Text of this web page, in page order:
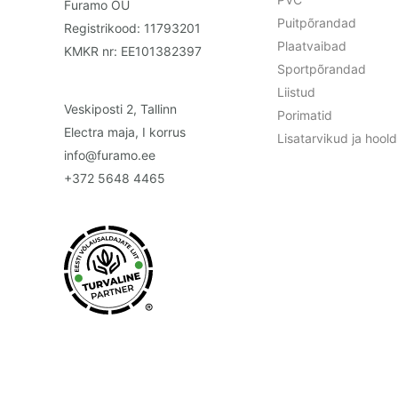
Furamo OÜ
Registrikood: 11793201
KMKR nr: EE101382397
Veskiposti 2, Tallinn
Electra maja, I korrus
info@furamo.ee
+372 5648 4465
®
Puitpõrandad
Plaatvaibad
Sportpõrandad
Liistud
Porimatid
Lisatarvikud ja